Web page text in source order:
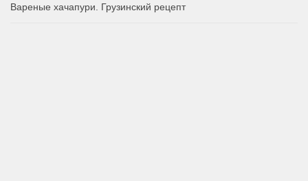
Вареные хачапури. Грузинский рецепт